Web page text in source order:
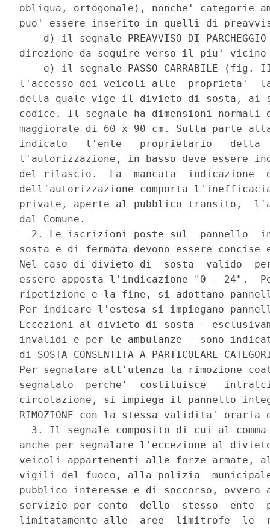
obliqua, ortogonale), nonche' categorie
puo' essere inserito in quelli di
d) il segnale PREAVVISO DI
direzione da seguire verso il piu' vicino
e) il segnale PASSO CARRABILE (fig.
l'accesso dei veicoli alle  proprieta'
della quale vige il divieto di sosta, ai
codice. Il segnale ha dimensioni normali
maggiorate di 60 x 90 cm. Sulla parte
indicato   l'ente   proprietario
l'autorizzazione, in basso deve essere
del rilascio.  La  mancata  indicazione
dell'autorizzazione comporta
private, aperte al pubblico transito,
dal Comune.
2. Le iscrizioni poste sul  pannello
sosta e di fermata devono essere
Nel caso di divieto di  sosta  valido
essere apposta l'indicazione "0 - 24".
ripetizione e la fine, si adottano
Per indicare l'estesa si impiegano
Eccezioni al divieto di sosta -
invalidi e per le ambulanze - sono
di SOSTA CONSENTITA A PARTICOLARE
Per segnalare all'utenza la rimozione
segnalato  perche'  costituisce
circolazione, si impiega il pannello
RIMOZIONE con la stessa validita'
3. Il segnale composito di cui al
anche per segnalare l'eccezione al
veicoli appartenenti alle forze
vigili del fuoco, alla polizia
pubblico interesse e di soccorso,
servizio per conto  dello  stesso  ente
limitatamente alle  aree  limitrofe  le